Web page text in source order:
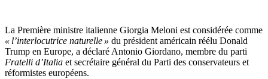
La Première ministre italienne Giorgia Meloni est considérée comme
« l’interlocutrice naturelle » du président américain réélu Donald
Trump en Europe, a déclaré Antonio Giordano, membre du parti
Fratelli d’Italia et secrétaire général du Parti des conservateurs et
réformistes européens.